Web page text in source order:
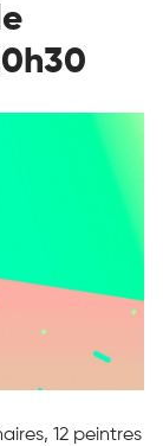
12 peintres